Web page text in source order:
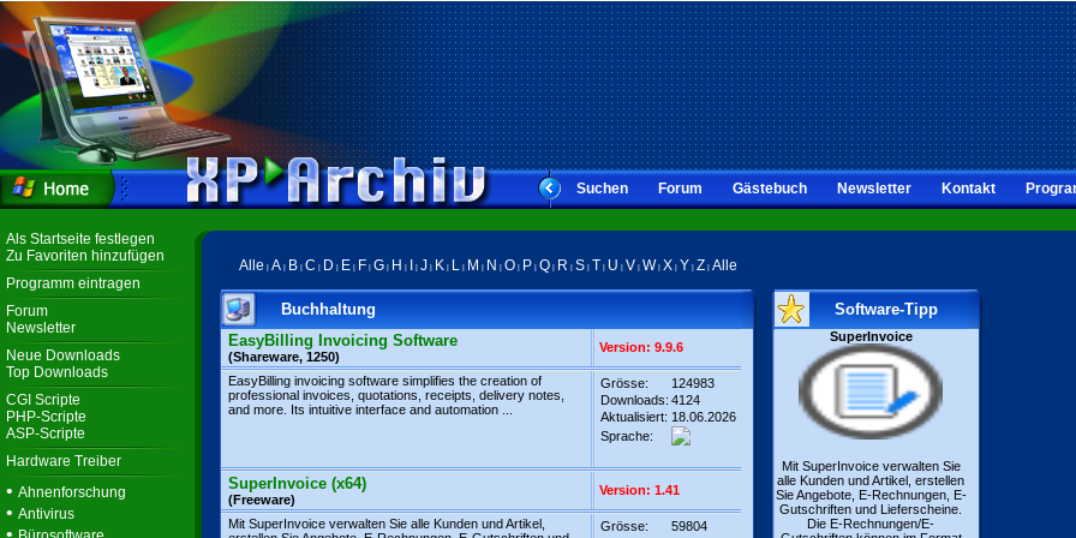
Suchen Forum Gästebuch Newsletter Kontakt
Als Startseite festlegen
Zu Favoriten hinzufügen
Programm eintragen
Forum
Newsletter
Neue Downloads
Top Downloads
CGI Scripte
PHP-Scripte
ASP-Scripte
Hardware Treiber
• Ahnenforschung
• Antivirus
•
Alle A B C D E F G H J K L M N O P Q R S T U V W X Y Z Alle
Buchhaltung
EasyBilling Invoicing Software
(Shareware, 1250)
Version: 9.9.6
EasyBilling invoicing software simplifies the creation of
professional invoices, quotations, receipts, delivery notes,
and more. Its intuitive interface and automation ...
Grösse:
124983
Downloads: 4124
Aktualisiert: 18.06.2026
Sprache:
SuperInvoice (x64)
(Freeware)
Version: 1.41
Mit SuperInvoice verwalten Sie alle Kunden und Artikel,
Grösse:
59804
Software-Tipp
SuperInvoice
Mit SuperInvoice verwalten Sie
alle Kunden und Artikel, erstellen
Sie Angebote, E-Rechnungen, E-
Gutschriften und Lieferscheine.
Die E-Rechnungen/E-